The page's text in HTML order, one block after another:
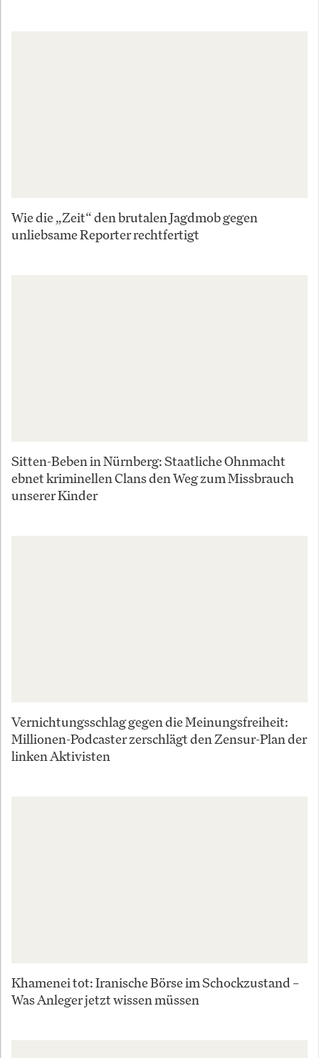
Wie die „Zeit“ den brutalen Jagdmob gegen
unliebsame Reporter rechtfertigt
Sitten-Beben in Nürnberg: Staatliche Ohnmacht
ebnet kriminellen Clans den Weg zum Missbrauch
unserer Kinder
Vernichtungsschlag gegen die Meinungsfreiheit:
Millionen-Podcaster zerschlägt den Zensur-Plan der
linken Aktivisten
Khamenei tot: Iranische Börse im Schockzustand –
Was Anleger jetzt wissen müssen